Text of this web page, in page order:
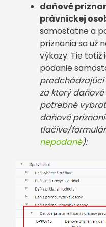
daňové
právnickej
samostatne a
priznania sa už
výkazy. Tie
podanie
predchádzajúci
za ktorý
potrebné
daňové
tlačive/
nepodané):